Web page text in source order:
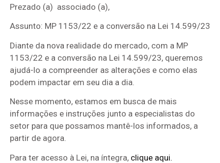
Prezado (a) associado (a),
Assunto: MP 1153/22 e a conversão na Lei 14.599/23
Diante da nova realidade do mercado, com a MP
1153/22 e a conversão na Lei 14.599/23, queremos
ajudá-lo a compreender as alterações e como elas
podem impactar em seu dia a dia.
Nesse momento, estamos em busca de mais
informações e instruções junto a especialistas do
setor para que possamos mantê-los informados, a
partir de agora.
Para ter acesso à Lei, na íntegra, clique aqui.